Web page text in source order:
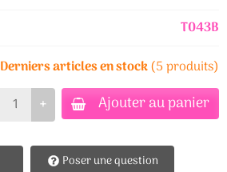
T043B
Derniers articles en stock(5 produits)
+ Ajouter au panier
Poser une question